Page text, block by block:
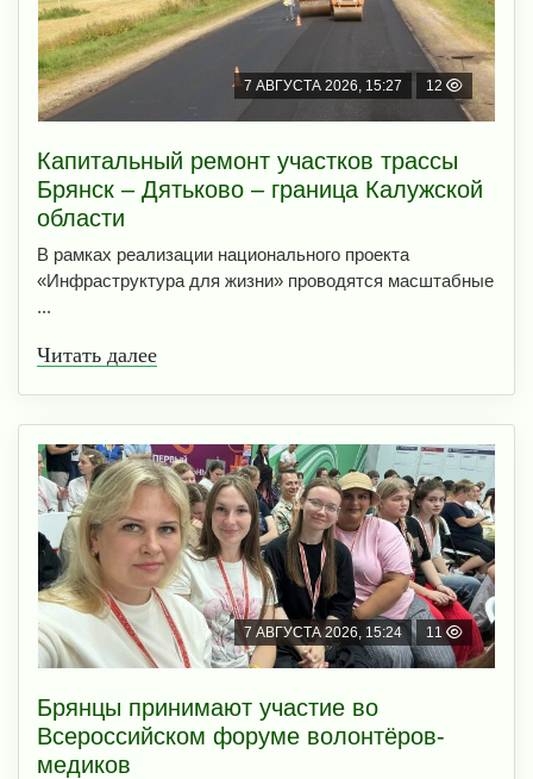
7 АВГУСТА 2026, 15:27 12
Капитальный ремонт участков трассы
Брянск – Дятьково – граница Калужской
области
В рамках реализации национального проекта
«Инфраструктура для жизни» проводятся масштабные
...
Читать далее
7 АВГУСТА 2026, 15:24 11
Брянцы принимают участие во
Всероссийском форуме волонтёров-
медиков